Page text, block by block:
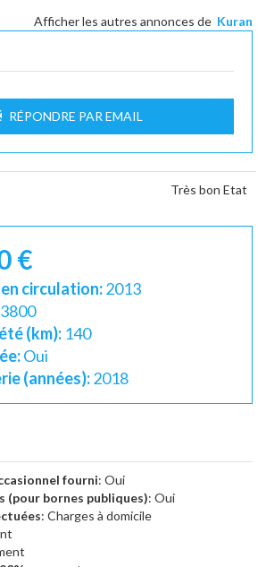
Afficher les autres annonces de Kuran
RÉPONDRE PAR EMAIL
Très bon Etat
€
circulation:2013
(km): 140
Oui
(années):2018
fourni: Oui
(pour bornes publiques): Oui
: Charges à domicile